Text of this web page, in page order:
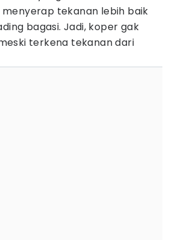
tekanan lebih baik
bagasi. Jadi, koper gak
terkena tekanan dari